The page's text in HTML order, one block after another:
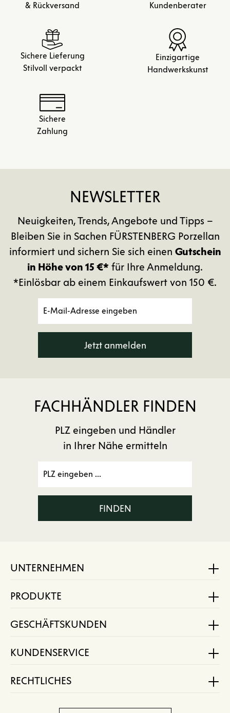
& Rückversand
Kundenberater
Sichere Lieferung
Stilvoll verpackt
Einzigartige
Handwerkskunst
Sichere
Zahlung
NEWSLETTER
Neuigkeiten, Trends, Angebote und Tipps –
Bleiben Sie in Sachen FÜRSTENBERG Porzellan
informiert und sichern Sie sich einen Gutschein
in Höhe von 15 €* für Ihre Anmeldung.
*Einlösbar ab einem Einkaufswert von 150 €.
Jetzt anmelden
FACHHÄNDLER FINDEN
PLZ eingeben und Händler
in Ihrer Nähe ermitteln
FINDEN
UNTERNEHMEN
PRODUKTE
GESCHÄFTSKUNDEN
KUNDENSERVICE
RECHTLICHES